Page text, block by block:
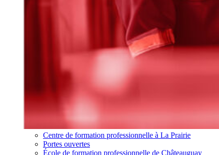
Centre de formation professionnelle à La Prairie
Portes ouvertes
École de formation professionnelle de Châteauguay